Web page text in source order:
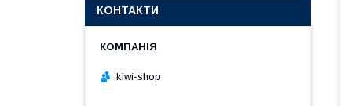
КОНТАКТИ
kiwi-shop